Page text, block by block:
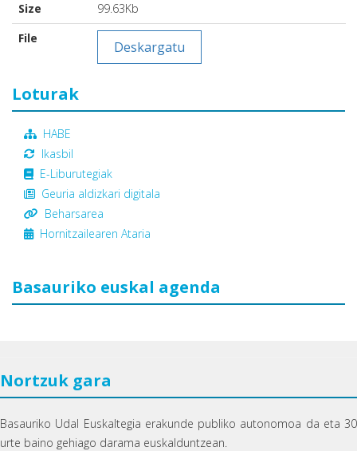
Size
99.63Kb
File
Deskargatu
Loturak
HABE
Ikasbil
E-Liburutegiak
Geuria aldizkari digitala
Beharsarea
Hornitzailearen Ataria
Basauriko euskal agenda
Nortzuk gara
Basauriko Udal Euskaltegia erakunde publiko autonomoa da eta 30
urte baino gehiago darama euskalduntzean.